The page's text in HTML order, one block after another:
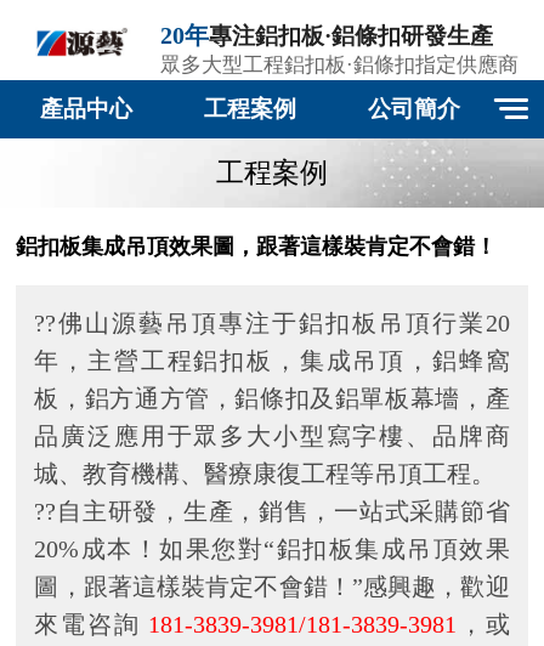
20年專注鋁扣板·鋁條扣研發生產
眾多大型工程鋁扣板·鋁條扣指定供應商
產品中心 工程案例 公司簡介
工程案例
鋁扣板集成吊頂效果圖，跟著這樣裝肯定不會錯！
??佛山源藝吊頂專注于鋁扣板吊頂行業20
年，主營工程鋁扣板，集成吊頂，鋁蜂窩
板，鋁方通方管，鋁條扣及鋁單板幕墻，產
品廣泛應用于眾多大小型寫字樓、品牌商
城、教育機構、醫療康復工程等吊頂工程。
??自主研發，生產，銷售，一站式采購節省
20%成本！如果您對“鋁扣板集成吊頂效果
圖，跟著這樣裝肯定不會錯！”感興趣，歡迎
來電咨詢 181-3839-3981/181-3839-3981
，或